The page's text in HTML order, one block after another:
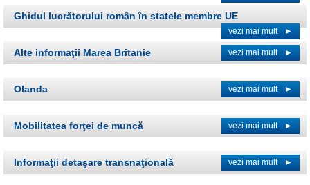
Ghidul lucrătorului român în statele membre UE
vezi mai mult ►
Alte informaţii Marea Britanie vezi mai mult ►
Olanda vezi mai mult ►
Mobilitatea forţei de muncă vezi mai mult ►
Informaţii detaşare transnaţională vezi mai mult ►